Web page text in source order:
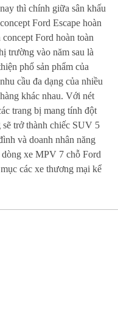
thì chính giữa sân khấu
Ford Escape hoàn
Ford hoàn toàn
trường vào năm sau là
phổ sản phẩm của
cầu đa dạng của nhiều
khác nhau. Với nét
trang bị mang tính đột
trở thành chiếc SUV 5
và doanh nhân năng
xe MPV 7 chỗ Ford
các xe thương mại kể